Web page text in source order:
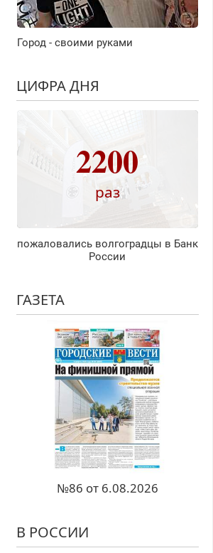
Город - своими руками
ЦИФРА ДНЯ
2200
раз
пожаловались волгоградцы в Банк
России
ГАЗЕТА
№86 от 6.08.2026
В РОССИИ